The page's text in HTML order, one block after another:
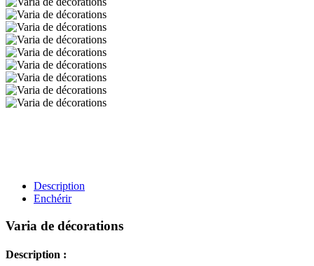
Description
Enchérir
Varia de décorations
Description :